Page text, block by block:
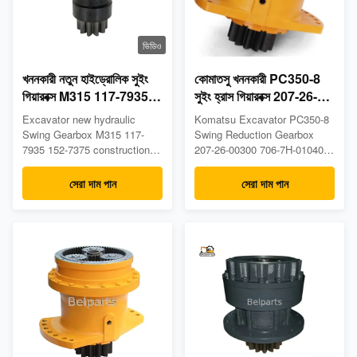
ভিডিও
খননকারী নতুন হাইড্রোলিক সুইং
গিয়ারবক্স M315 117-7935
152-7375 নির্মাণ যন্ত্রপাতি
যন্ত্রাংশ
Excavator new hydraulic
Swing Gearbox M315 117-
7935 152-7375 construction
machinery parts PRODUCT
DESCRIPTION Model: M315
category: Hydraulic MOTOR
Oem Warranty: 12 months
MOQ: 1 pcs Production
Capacity: 1000pcs ...
সেরা দাম পান
কোমাতসু খননকারী PC350-8
সুইং হ্রাস গিয়ারবক্স 207-26-
00300 706-7H-01040
Komatsu Excavator PC350-8
Swing Reduction Gearbox
207-26-00300 706-7H-01040
Product Description Model:
PC350-8 Category: Hydraulic
Motor Part Number: 207-26-
Warranty: 6 months MOQ: 1
pcs Production Capacity:
1000pcs/Month ...
সেরা দাম পান